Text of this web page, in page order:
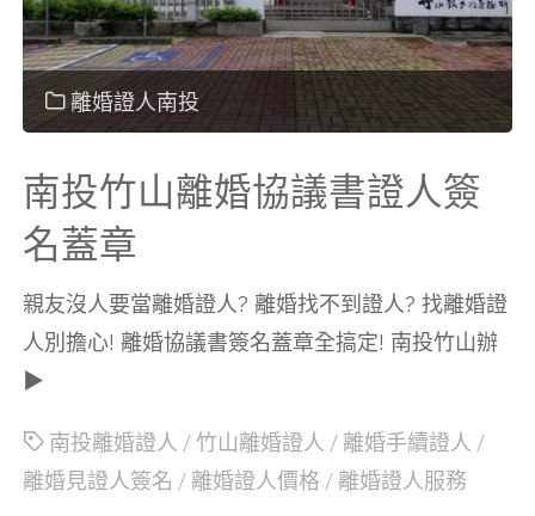
婚
協
證
人
名
離婚證人南投
南投竹山離婚協議書證人簽
名蓋章
親友沒人要當離婚證人? 離婚找不到證人? 找離婚證
人別擔心! 離婚協議書簽名蓋章全搞定! 南投竹山辦
▶
南投離婚證人 / 竹山離婚證人 / 離婚手續證人 /
離婚見證人簽名 / 離婚證人價格/ 離婚證人服務